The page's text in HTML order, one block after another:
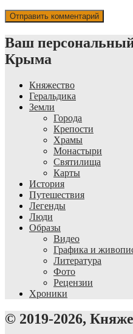
Ваш
Крыма
Княжество
Геральдика
Земли
Города
Крепости
Храмы
Монастыри
Святилища
Карты
История
Путешествия
Легенды
Люди
Образы
Видео
Графика и
Литература
Фото
Рецензии
Хроники
© 2019-2026,